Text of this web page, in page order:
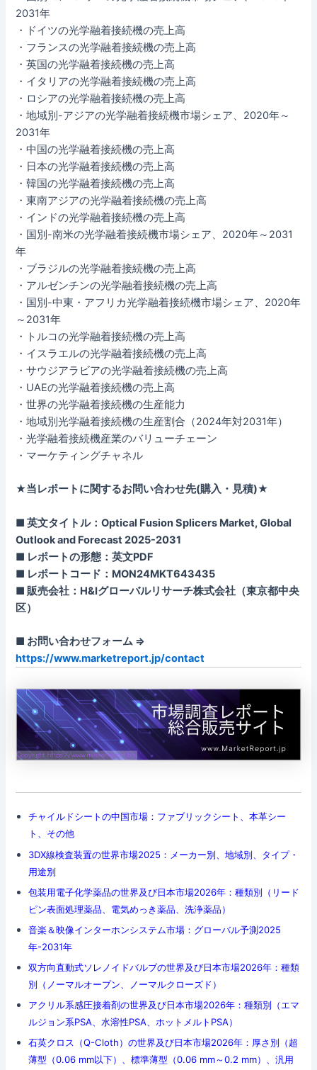
2031年
・ドイツの光学融着接続機の売上高
・フランスの光学融着接続機の売上高
・英国の光学融着接続機の売上高
・イタリアの光学融着接続機の売上高
・ロシアの光学融着接続機の売上高
・地域別-アジアの光学融着接続機市場シェア、2020年～
2031年
・中国の光学融着接続機の売上高
・日本の光学融着接続機の売上高
・韓国の光学融着接続機の売上高
・東南アジアの光学融着接続機の売上高
・インドの光学融着接続機の売上高
・国別-南米の光学融着接続機市場シェア、2020年～2031
年
・ブラジルの光学融着接続機の売上高
・アルゼンチンの光学融着接続機の売上高
・国別-中東・アフリカ光学融着接続機市場シェア、2020年
～2031年
・トルコの光学融着接続機の売上高
・イスラエルの光学融着接続機の売上高
・サウジアラビアの光学融着接続機の売上高
・UAEの光学融着接続機の売上高
・世界の光学融着接続機の生産能力
・地域別光学融着接続機の生産割合（2024年対2031年）
・光学融着接続機産業のバリューチェーン
・マーケティングチャネル
★当レポートに関するお問い合わせ先(購入・見積)★
■ 英文タイトル：Optical Fusion Splicers Market, Global
Outlook and Forecast 2025-2031
■ レポートの形態：英文PDF
■ レポートコード：MON24MKT643435
■ 販売会社：H&Iグローバルリサーチ株式会社（東京都中央
区）
■ お問い合わせフォーム ⇒
https://www.marketreport.jp/contact
チャイルドシートの中国市場：ファブリックシート、本革シー
ト、その他
3DX線検査装置の世界市場2025：メーカー別、地域別、タイプ・
用途別
包装用電子化学薬品の世界及び日本市場2026年：種類別（リード
ピン表面処理薬品、電気めっき薬品、洗浄薬品）
音楽＆映像インターホンシステム市場：グローバル予測2025
年-2031年
双方向直動式ソレノイドバルブの世界及び日本市場2026年：種類
別（ノーマルオープン、ノーマルクローズド）
アクリル系感圧接着剤の世界及び日本市場2026年：種類別（エマ
ルジョン系PSA、水溶性PSA、ホットメルトPSA）
石英クロス（Q-Cloth）の世界及び日本市場2026年：厚さ別（超
薄型（0.06 mm以下）、標準薄型（0.06 mm～0.2 mm）、汎用